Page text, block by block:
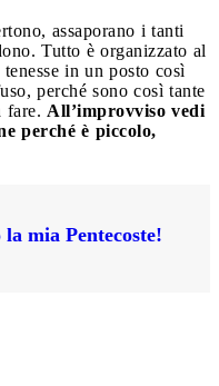
assaporano i tanti
Tutto è organizzato al
in un posto così
perché sono così tante
fare. All’improvviso vedi
perché è piccolo,
mia Pentecoste!